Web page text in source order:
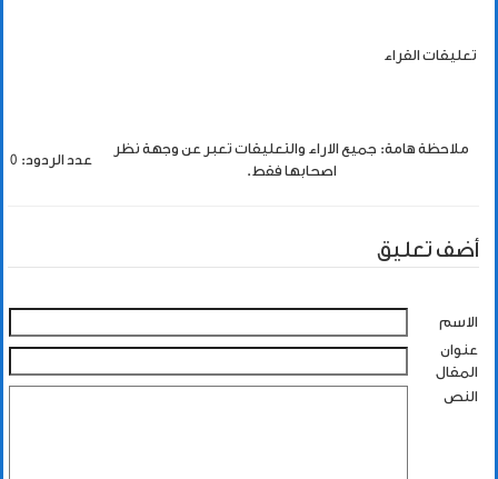
تعليقات القراء
ملاحظة هامة: جميع الاراء والتعليقات تعبر عن وجهة نظر
اصحابها فقط.
عدد الردود: 0
أضف تعليق
الاسم
عنوان
المقال
النص